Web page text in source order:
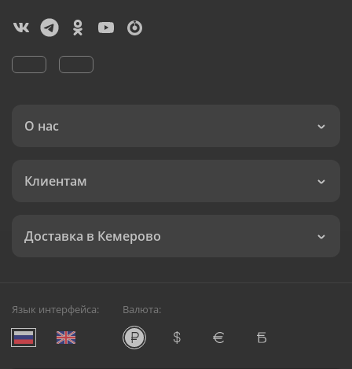
О нас
Клиентам
Доставка в Кемерово
Язык интерфейса: Валюта: